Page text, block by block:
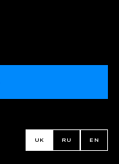
UK RU EN